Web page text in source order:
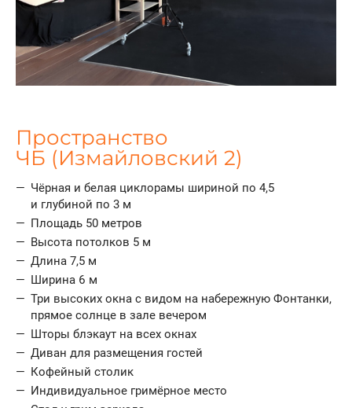
Пространство
ЧБ (Измайловский 2)
Чёрная и белая циклорамы шириной по 4,5
и глубиной по 3 м
Площадь 50 метров
Высота потолков 5 м
Длина 7,5 м
Ширина 6 м
Три высоких окна с видом на набережную Фонтанки,
прямое солнце в зале вечером
Шторы блэкаут на всех окнах
Диван для размещения гостей
Кофейный столик
Индивидуальное гримёрное место